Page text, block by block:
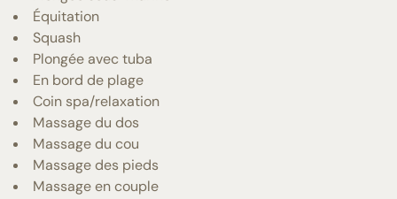
Équitation
Squash
Plongée avec tuba
En bord de plage
Coin spa/relaxation
Massage du dos
Massage du cou
Massage des pieds
Massage en couple